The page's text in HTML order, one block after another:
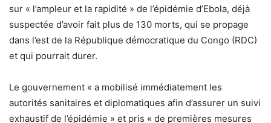
sur « l’ampleur et la rapidité » de l’épidémie d’Ebola, déjà
suspectée d’avoir fait plus de 130 morts, qui se propage
dans l’est de la République démocratique du Congo (RDC)
et qui pourrait durer.
Le gouvernement « a mobilisé immédiatement les
autorités sanitaires et diplomatiques afin d’assurer un suivi
exhaustif de l’épidémie » et pris « de premières mesures